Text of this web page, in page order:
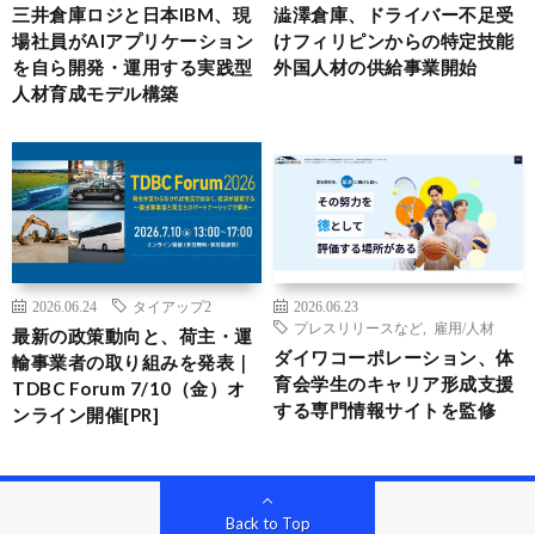
三井倉庫ロジと日本IBM、現
場社員がAIアプリケーション
を自ら開発・運用する実践型
人材育成モデル構築
澁澤倉庫、ドライバー不足受
けフィリピンからの特定技能
外国人材の供給事業開始
2026.06.24 タイアップ2
最新の政策動向と、荷主・運
輸事業者の取り組みを発表｜
TDBC Forum 7/10（金）オ
ンライン開催[PR]
2026.06.23
プレスリリースなど
雇用/人材
ダイワコーポレーション、体
育会学生のキャリア形成支援
する専門情報サイトを監修
Back to Top